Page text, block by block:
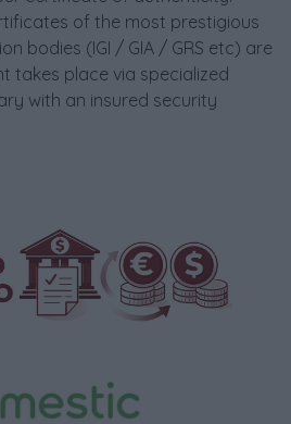
of the most prestigious
bodies (IGI / GIA / GRS etc) are
takes place via specialized
with an insured security